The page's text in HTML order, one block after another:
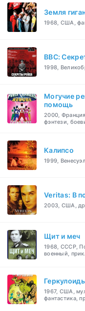
Земля
1968, США,
BBC:
1998,
Могучие
помощь
2000,
фэнтези,
Калипсо
1999,
Veritas: В
2003, США,
Щит и меч
1968, СССР,
военный,
1967, США,
фантастика,